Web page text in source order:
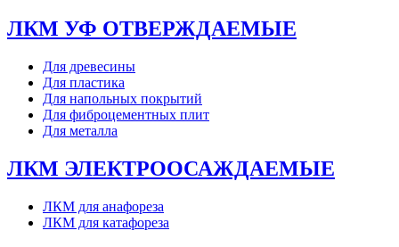
ЛКМ УФ ОТВЕРЖДАЕМЫЕ
Для древесины
Для пластика
Для напольных покрытий
Для фиброцементных плит
Для металла
ЛКМ ЭЛЕКТРООСАЖДАЕМЫЕ
ЛКМ для анафореза
ЛКМ для катафореза